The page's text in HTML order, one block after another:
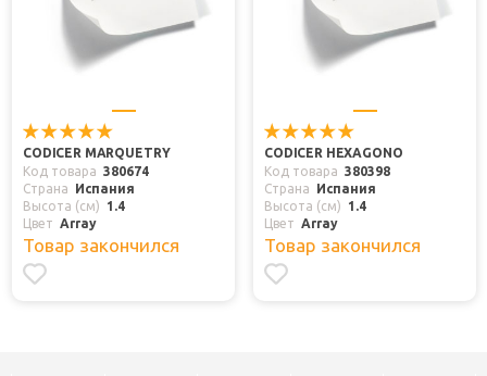
CODICER MARQUETRY
Код товара 380674
Страна
Испания
Высота (см)
1.4
Цвет
Array
Товар закончился
CODICER HEXAGONO
Код товара 380398
Страна
Испания
Высота (см)
1.4
Цвет
Array
Товар закончился